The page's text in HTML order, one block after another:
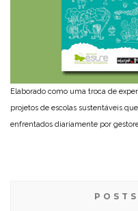
Elaborado como uma troca de
projetos de escolas sustentáveis
enfrentados diariamente por